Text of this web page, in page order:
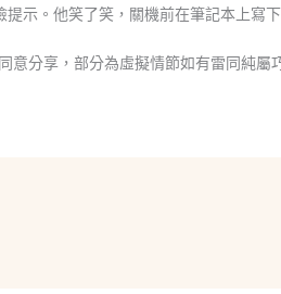
提示。他笑了笑，關機前在筆記本上寫
意分享，部分為虛擬情節如有雷同純屬